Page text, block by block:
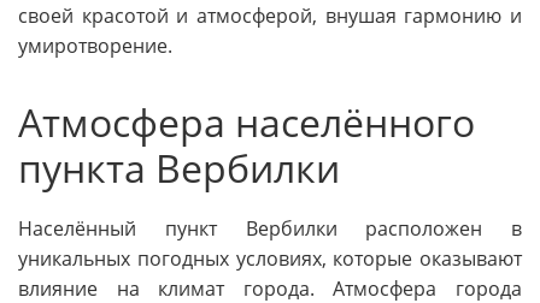
своей красотой и атмосферой, внушая гармонию и
умиротворение.
Атмосфера населённого
пункта Вербилки
Населённый пункт Вербилки расположен в
уникальных погодных условиях, которые оказывают
влияние на климат города. Атмосфера города